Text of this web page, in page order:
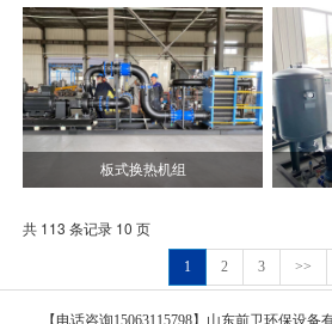
板式换热机组
共 113 条记录 10 页
1 2 3 >>
【电话咨询15063115798】山东前卫环保设